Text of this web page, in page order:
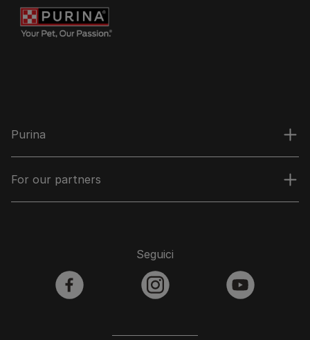
Purina
For our partners
Seguici
facebook instagram youtube